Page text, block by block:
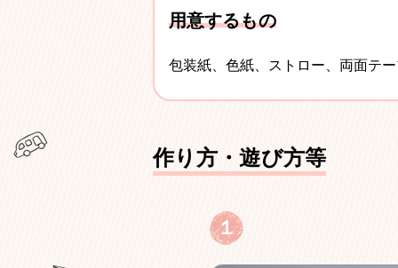
用意するもの
包装紙、色紙、ストロー、両面テ
作り方・遊び方等
１